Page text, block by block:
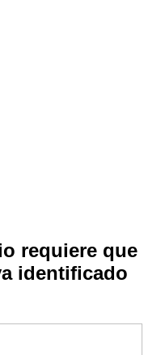
requiere que
identificado